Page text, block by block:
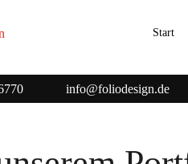
Start
info@foliodesign.de